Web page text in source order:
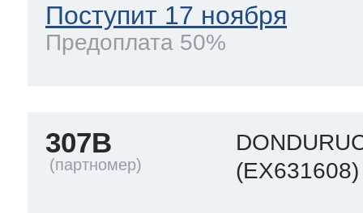
Поступит 17 ноября
Предоплата 50%
307B
(EX631608)